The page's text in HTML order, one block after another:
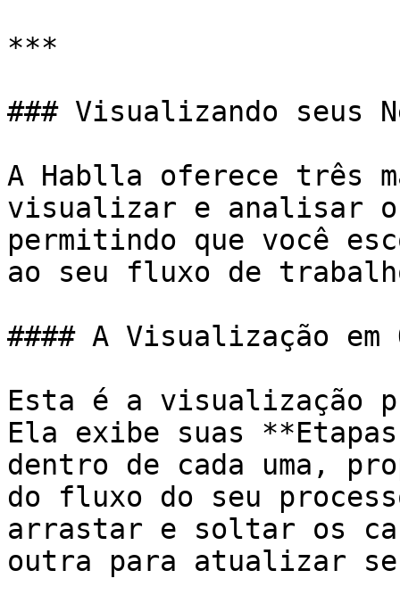
***
### Visualizando seus
A Hablla oferece três
visualizar e analisar
permitindo que você
ao seu fluxo de
#### A Visualização em
Esta é a visualização
Ela exibe suas
dentro de cada uma,
do fluxo do seu
arrastar e soltar os
outra para atualizar